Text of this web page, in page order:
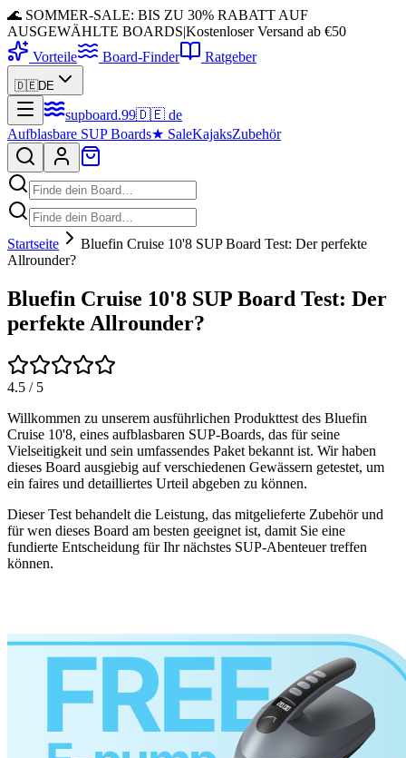
🌊 SOMMER-SALE: BIS ZU 30% RABATT AUF
AUSGEWÄHLTE BOARDS|Kostenloser Versand ab €50
Vorteile
Board-Finder Ratgeber
🇩🇪DE
supboard.99🇩🇪 de
Aufblasbare SUP Boards★ SaleKajaksZubehör
Startseite
Bluefin Cruise 10'8 SUP Board Test: Der perfekte
Allrounder?
Bluefin Cruise 10'8 SUP Board Test: Der
perfekte Allrounder?
4.5 / 5
Willkommen zu unserem ausführlichen Produkttest des Bluefin
Cruise 10'8, eines aufblasbaren SUP-Boards, das für seine
Vielseitigkeit und sein umfassendes Paket bekannt ist. Wir haben
dieses Board ausgiebig auf verschiedenen Gewässern getestet, um
ein faires und detailliertes Urteil abgeben zu können.
Dieser Test behandelt die Leistung, das mitgelieferte Zubehör und
für wen dieses Board am besten geeignet ist, damit Sie eine
fundierte Entscheidung für Ihr nächstes SUP-Abenteuer treffen
können.